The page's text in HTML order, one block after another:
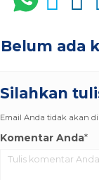
Belum ada
Silahkan
Email Anda tidak akan
Komentar Anda*